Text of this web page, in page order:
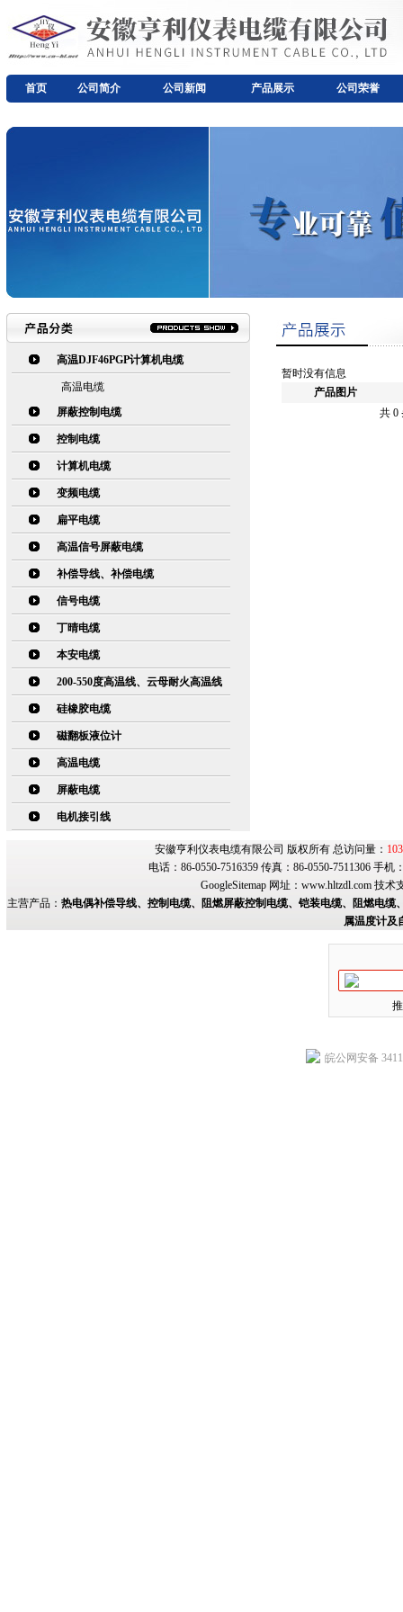
首页 公司简介 公司新闻 产品展示 公司荣誉
高温DJF46PGP计算机电缆
高温电缆
屏蔽控制电缆
控制电缆
计算机电缆
变频电缆
扁平电缆
高温信号屏蔽电缆
补偿导线、补偿电缆
信号电缆
丁晴电缆
本安电缆
200-550度高温线、云母耐火高温线
硅橡胶电缆
磁翻板液位计
高温电缆
屏蔽电缆
电机接引线
暂时没有信息
产品图片
共 0
安徽亨利仪表电缆有限公司 版权所有 总访问量：
电话：86-0550-7516359 传真：86-0550-7511306 手
GoogleSitemap网址： www.hltzdl.com技术
主营产品： 热电偶补偿导线、控制电缆、阻燃屏蔽控制电缆、铠装电缆、阻燃电
属温度计及
皖公网安备